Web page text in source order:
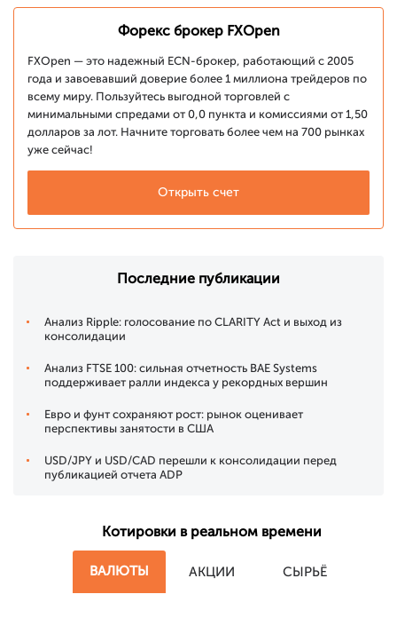
Форекс брокер FXOpen
FXOpen — это надежный ECN-брокер, работающий с 2005
года и завоевавший доверие более 1 миллиона трейдеров по
всему миру. Пользуйтесь выгодной торговлей с
минимальными спредами от 0,0 пункта и комиссиями от 1,50
долларов за лот. Начните торговать более чем на 700 рынках
уже сейчас!
Открыть счет
Последние публикации
Анализ Ripple: голосование по CLARITY Act и выход из
консолидации
Анализ FTSE 100: сильная отчетность BAE Systems
поддерживает ралли индекса у рекордных вершин
Евро и фунт сохраняют рост: рынок оценивает
перспективы занятости в США
USD/JPY и USD/CAD перешли к консолидации перед
публикацией отчета ADP
Котировки в реальном времени
ВАЛЮТЫ АКЦИИ СЫРЬЁ